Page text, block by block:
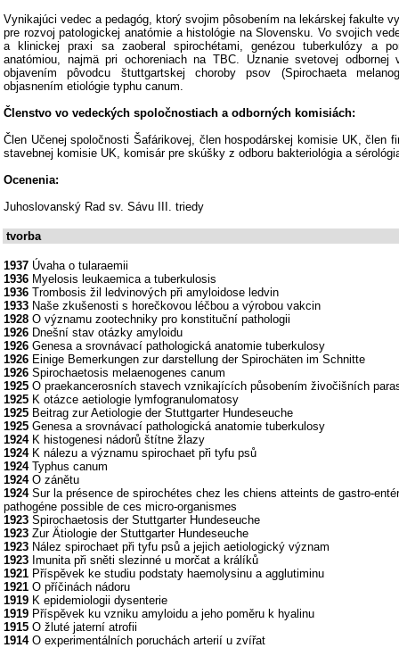
Vynikajúci vedec a pedagóg, ktorý svojim pôsobením na lekárskej fakulte
pre rozvoj patologickej anatómie a histológie na Slovensku. Vo svojich
a klinickej praxi sa zaoberal spirochétami, genézou tuberkulózy a
anatómiou, najmä pri ochoreniach na TBC. Uznanie svetovej
objavením pôvodcu štuttgartskej choroby psov (Spirochaeta
objasnením etiológie typhu canum.
Členstvo vo vedeckých spoločnostiach a odborných komisiách:
Člen Učenej spoločnosti Šafárikovej, člen hospodárskej komisie UK, člen
stavebnej komisie UK, komisár pre skúšky z odboru bakteriológia a
Ocenenia:
Juhoslovanský Rad sv. Sávu III. triedy
tvorba
1937 Úvaha o tularaemii
1936 Myelosis leukaemica a tuberkulosis
1936 Trombosis žil ledvinových při amyloidose ledvin
1933 Naše zkušenosti s horečkovou léčbou a výrobou vakcin
1928 O významu zootechniky pro konstituční pathologii
1926 Dnešní stav otázky amyloidu
1926 Genesa a srovnávací pathologická anatomie tuberkulosy
1926 Einige Bemerkungen zur darstellung der Spirochäten im Schnitte
1926 Spirochaetosis melaenogenes canum
1925 O praekancerosních stavech vznikajících působením živočišních
1925 K otázce aetiologie lymfogranulomatosy
1925 Beitrag zur Aetiologie der Stuttgarter Hundeseuche
1925 Genesa a srovnávací pathologická anatomie tuberkulosy
1924K histogenesi nádorů štítne žlazy
1924K nálezu a významu spirochaet při tyfu psů
1924Typhus canum
1924O zánětu
1924Sur la présence de spirochétes chez les chiens atteints de gastro-
pathogéne possible de ces micro-organismes
1923 Spirochaetosis der Stuttgarter Hundeseuche
1923 Zur Ätiologie der Stuttgarter Hundeseuche
1923 Nález spirochaet při tyfu psů a jejich aetiologický význam
1923 Imunita při sněti slezinné u morčat a králíků
1921 Příspěvek ke studiu podstaty haemolysinu a agglutiminu
1921 O příčinách nádoru
1919 K epidemiologii dysenterie
1919 Příspěvek ku vzniku amyloidu a jeho poměru k hyalinu
1915 O žluté jaterní atrofii
1914O experimentálních poruchách arterií u zvířat